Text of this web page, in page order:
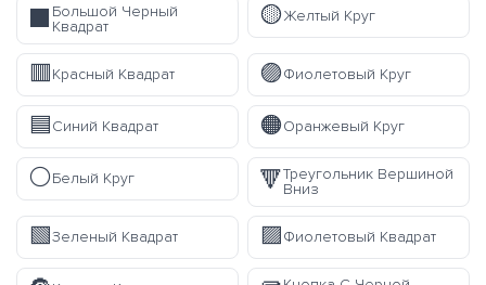
Большой Черный
Квадрат
🟡Желтый Круг
🟥Красный Квадрат 🟣Фиолетовый Круг
🟦Синий Квадрат 🟠Оранжевый Круг
⚪Белый Круг 🔻Треугольник Вершиной
Вниз
🟩Зеленый Квадрат 🟪Фиолетовый Квадрат